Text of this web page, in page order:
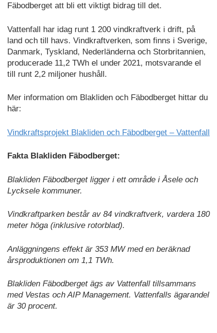
Fäbodberget att bli ett viktigt bidrag till det.
Vattenfall har idag runt 1 200 vindkraftverk i drift, på
land och till havs. Vindkraftverken, som finns i Sverige,
Danmark, Tyskland, Nederländerna och Storbritannien,
producerade 11,2 TWh el under 2021, motsvarande el
till runt 2,2 miljoner hushåll.
Mer information om Blakliden och Fäbodberget hittar du
här:
Vindkraftsprojekt Blakliden och Fäbodberget – Vattenfall
Fakta Blakliden Fäbodberget:
Blakliden Fäbodberget ligger i ett område i Åsele och
Lycksele kommuner.
Vindkraftparken består av 84 vindkraftverk, vardera 180
meter höga (inklusive rotorblad).
Anläggningens effekt är 353 MW med en beräknad
årsproduktionen om 1,1 TWh.
Blakliden Fäbodberget ägs av Vattenfall tillsammans
med Vestas och AIP Management. Vattenfalls ägarandel
är 30 procent.